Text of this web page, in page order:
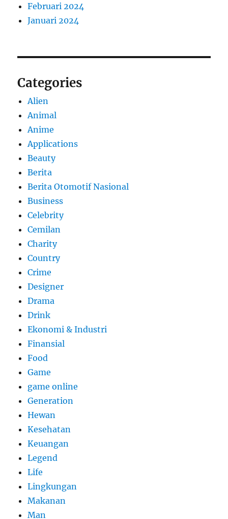
Februari 2024
Januari 2024
Categories
Alien
Animal
Anime
Applications
Beauty
Berita
Berita Otomotif Nasional
Business
Celebrity
Cemilan
Charity
Country
Crime
Designer
Drama
Drink
Ekonomi & Industri
Finansial
Food
Game
game online
Generation
Hewan
Kesehatan
Keuangan
Legend
Life
Lingkungan
Makanan
Man